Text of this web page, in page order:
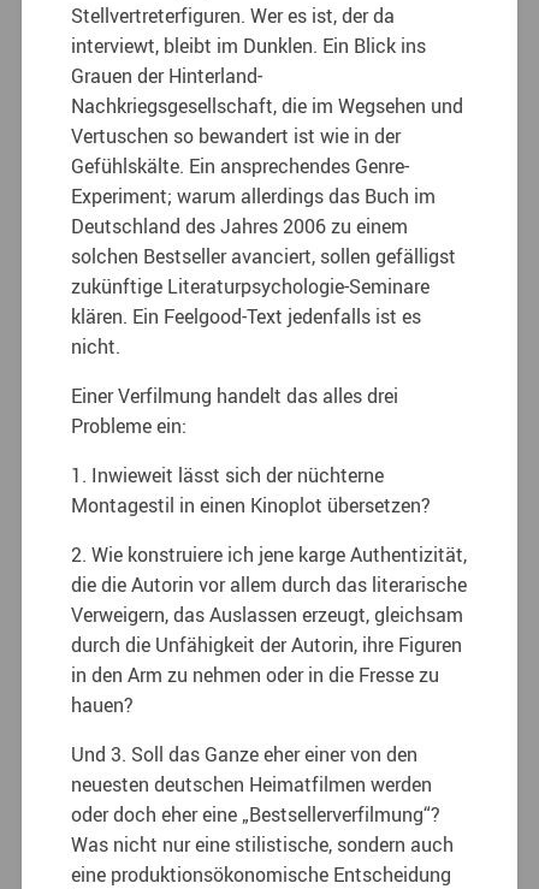
Stellvertreterfiguren. Wer es ist, der da
interviewt, bleibt im Dunklen. Ein Blick ins
Grauen der Hinterland-
Nachkriegsgesellschaft, die im Wegsehen und
Vertuschen so bewandert ist wie in der
Gefühlskälte. Ein ansprechendes Genre-
Experiment; warum allerdings das Buch im
Deutschland des Jahres 2006 zu einem
solchen Bestseller avanciert, sollen gefälligst
zukünftige Literaturpsychologie-Seminare
klären. Ein Feelgood-Text jedenfalls ist es
nicht.
Einer Verfilmung handelt das alles drei
Probleme ein:
1. Inwieweit lässt sich der nüchterne
Montagestil in einen Kinoplot übersetzen?
2. Wie konstruiere ich jene karge Authentizität,
die die Autorin vor allem durch das literarische
Verweigern, das Auslassen erzeugt, gleichsam
durch die Unfähigkeit der Autorin, ihre Figuren
in den Arm zu nehmen oder in die Fresse zu
hauen?
Und 3. Soll das Ganze eher einer von den
neuesten deutschen Heimatfilmen werden
oder doch eher eine „Bestsellerverfilmung“?
Was nicht nur eine stilistische, sondern auch
eine produktions­ökonomische Entscheidung